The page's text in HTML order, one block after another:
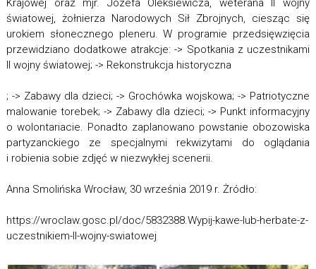
Krajowej oraz mjr. Józefa Oleksiewicza, weterana II wojny
światowej, żołnierza Narodowych Sił Zbrojnych, ciesząc się
urokiem słonecznego pleneru. W programie przedsięwzięcia
przewidziano dodatkowe atrakcje: -> Spotkania z uczestnikami
II wojny światowej; -> Rekonstrukcja historyczna
; -> Zabawy dla dzieci; -> Grochówka wojskowa; -> Patriotyczne
malowanie torebek; -> Zabawy dla dzieci; -> Punkt informacyjny
o wolontariacie. Ponadto zaplanowano powstanie obozowiska
partyzanckiego ze specjalnymi rekwizytami do oglądania
i robienia sobie zdjęć w niezwykłej scenerii.
Anna Smolińska Wrocław, 30 września 2019 r. Żródło:
https://wroclaw.gosc.pl/doc/5832388.Wypij-kawe-lub-herbate-z-
uczestnikiem-II-wojny-swiatowej